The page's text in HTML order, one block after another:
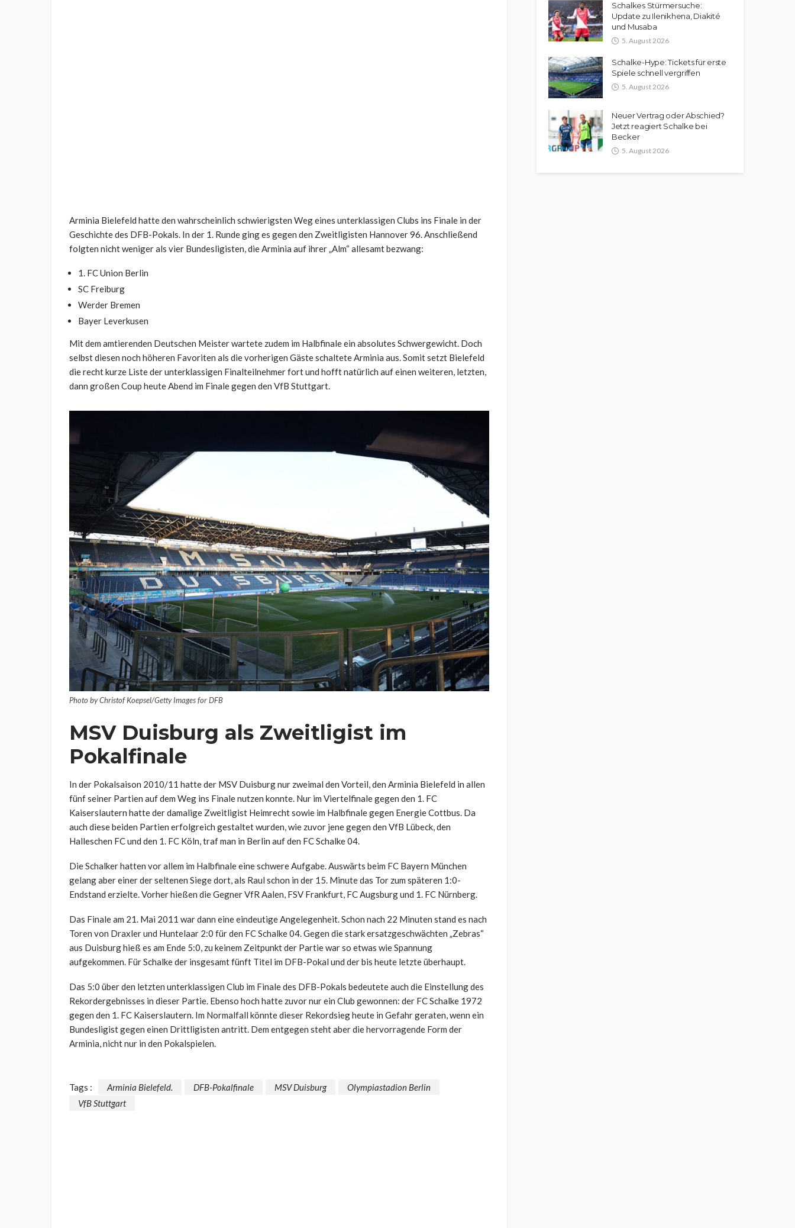
Arminia Bielefeld hatte den wahrscheinlich schwierigsten Weg eines unterklassigen Clubs ins Finale in der
Geschichte des DFB-Pokals. In der 1. Runde ging es gegen den Zweitligisten Hannover 96. Anschließend
folgten nicht weniger als vier Bundesligisten, die Arminia auf ihrer „Alm“ allesamt bezwang:
1. FC Union Berlin
SC Freiburg
Werder Bremen
Bayer Leverkusen
Mit dem amtierenden Deutschen Meister wartete zudem im Halbfinale ein absolutes Schwergewicht. Doch
selbst diesen noch höheren Favoriten als die vorherigen Gäste schaltete Arminia aus. Somit setzt Bielefeld
die recht kurze Liste der unterklassigen Finalteilnehmer fort und hofft natürlich auf einen weiteren, letzten,
dann großen Coup heute Abend im Finale gegen den VfB Stuttgart.
Photo by Christof Koepsel/Getty Images for DFB
MSV Duisburg als Zweitligist im
Pokalfinale
In der Pokalsaison 2010/11 hatte der MSV Duisburg nur zweimal den Vorteil, den Arminia Bielefeld in allen
fünf seiner Partien auf dem Weg ins Finale nutzen konnte. Nur im Viertelfinale gegen den 1. FC
Kaiserslautern hatte der damalige Zweitligist Heimrecht sowie im Halbfinale gegen Energie Cottbus. Da
auch diese beiden Partien erfolgreich gestaltet wurden, wie zuvor jene gegen den VfB Lübeck, den
Halleschen FC und den 1. FC Köln, traf man in Berlin auf den FC Schalke 04.
Die Schalker hatten vor allem im Halbfinale eine schwere Aufgabe. Auswärts beim FC Bayern München
gelang aber einer der seltenen Siege dort, als Raul schon in der 15. Minute das Tor zum späteren 1:0-
Endstand erzielte. Vorher hießen die Gegner VfR Aalen, FSV Frankfurt, FC Augsburg und 1. FC Nürnberg.
Das Finale am 21. Mai 2011 war dann eine eindeutige Angelegenheit. Schon nach 22 Minuten stand es nach
Toren von Draxler und Huntelaar 2:0 für den FC Schalke 04. Gegen die stark ersatzgeschwächten „Zebras“
aus Duisburg hieß es am Ende 5:0, zu keinem Zeitpunkt der Partie war so etwas wie Spannung
aufgekommen. Für Schalke der insgesamt fünft Titel im DFB-Pokal und der bis heute letzte überhaupt.
Das 5:0 über den letzten unterklassigen Club im Finale des DFB-Pokals bedeutete auch die Einstellung des
Rekordergebnisses in dieser Partie. Ebenso hoch hatte zuvor nur ein Club gewonnen: der FC Schalke 1972
gegen den 1. FC Kaiserslautern. Im Normalfall könnte dieser Rekordsieg heute in Gefahr geraten, wenn ein
Bundesligist gegen einen Drittligisten antritt. Dem entgegen steht aber die hervorragende Form der
Arminia, nicht nur in den Pokalspielen.
Tags : Arminia Bielefeld. DFB-Pokalfinale MSV Duisburg
Olympiastadion Berlin
VfB Stuttgart
Schalkes Stürmersuche:
Update zu Ilenikhena, Diakité
und Musaba
5. August 2026
Schalke-Hype: Tickets für erste
Spiele schnell vergriffen
5. August 2026
Neuer Vertrag oder Abschied?
Jetzt reagiert Schalke bei
Becker
5. August 2026